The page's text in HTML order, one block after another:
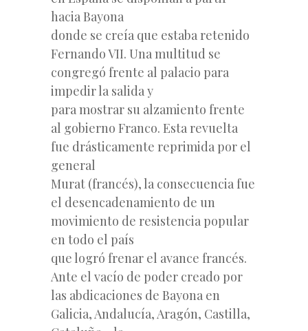
hacia Bayona
donde se creía que estaba retenido
Fernando VII. Una multitud se
congregó frente al palacio para
impedir la salida y
para mostrar su alzamiento frente
al gobierno Franco. Esta revuelta
fue drásticamente reprimida por el
general
Murat (francés), la consecuencia fue
el desencadenamiento de un
movimiento de resistencia popular
en todo el país
que logró frenar el avance francés.
Ante el vacío de poder creado por
las abdicaciones de Bayona en
Galicia, Andalucía, Aragón, Castilla,